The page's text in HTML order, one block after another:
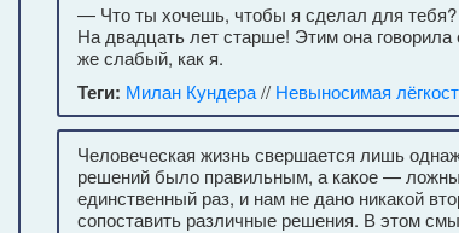
— Что ты хочешь, чтобы я сделал для
На двадцать лет старше! Этим она
же слабый, как я.
Теги: Милан Кундера// Невыносимая
Человеческая жизнь свершается лишь
решений было правильным, а какое —
единственный раз, и нам не дано никакой
сопоставить различные решения. В этом